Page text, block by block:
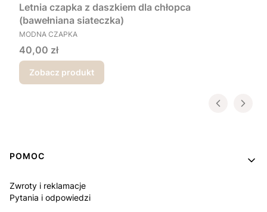
Letnia czapka z daszkiem dla chłopca
(bawełniana siateczka)
PRODUCENT
MODNA CZAPKA
Cena
40,00 zł
Zobacz produkt
Linki w stopce
POMOC
Zwroty i reklamacje
Pytania i odpowiedzi